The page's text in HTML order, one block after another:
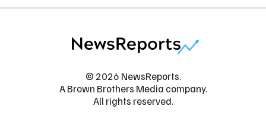
© 2026 NewsReports.
A Brown Brothers Media company.
All rights reserved.